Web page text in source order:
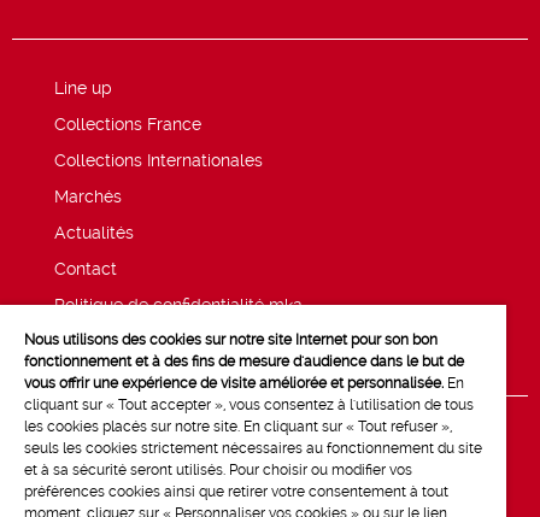
Line up
Collections France
Collections Internationales
Marchés
Actualités
Contact
Politique de confidentialité mk2
Mentions légales
Nous utilisons des cookies sur notre site Internet pour son bon
fonctionnement et à des fins de mesure d'audience dans le but de
vous offrir une expérience de visite améliorée et personnalisée. En
cliquant sur « Tout accepter », vous consentez à l'utilisation de tous
les cookies placés sur notre site. En cliquant sur « Tout refuser »,
seuls les cookies strictement nécessaires au fonctionnement du site
et à sa sécurité seront utilisés. Pour choisir ou modifier vos
préférences cookies ainsi que retirer votre consentement à tout
moment, cliquez sur « Personnaliser vos cookies » ou sur le lien